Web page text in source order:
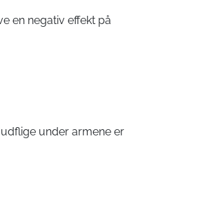
en negativ effekt på
under armene er